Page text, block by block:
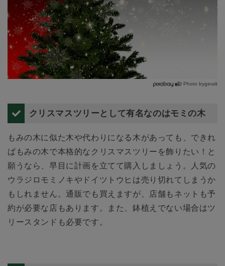
Photo bygeralt
クリスマスツリーとして有名なのはモミの木
もみの木に似た木や代わりになる木があっても、できれ
ばもみの木で本格的なクリスマスツリーを飾りたい！と
願うなら、早目に計画を立てて購入しましょう。人気の
ウラジロモミノキやドイツトウヒは売り切れてしまうか
もしれません。通販でも買えますが、店舗もネットも予
約が必要な店もあります。また、鉢植えでない場合はツ
リースタンドも必要です。